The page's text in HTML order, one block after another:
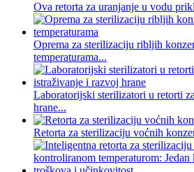
Ova retorta za uranjanje u vodu
Oprema za sterilizaciju ribljih
temperaturama...
Laboratorijski sterilizatori u retorti
hrane...
Retorta za sterilizaciju voćnih